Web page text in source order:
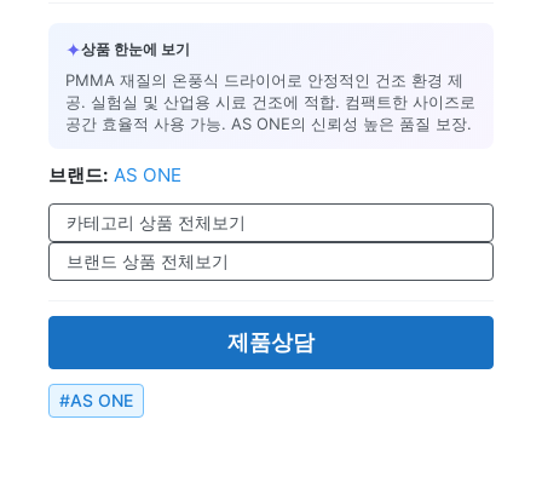
✦상품 한눈에 보기
PMMA 재질의 온풍식 드라이어로 안정적인 건조 환경 제
공. 실험실 및 산업용 시료 건조에 적합. 컴팩트한 사이즈로
공간 효율적 사용 가능. AS ONE의 신뢰성 높은 품질 보장.
브랜드: AS ONE
카테고리 상품 전체보기
브랜드 상품 전체보기
제품상담
#AS ONE